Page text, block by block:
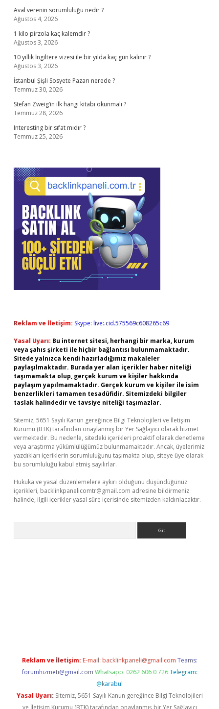
Aval verenin sorumluluğu nedir ?
Ağustos 4, 2026
1 kilo pirzola kaç kalemdir ?
Ağustos 3, 2026
10 yıllık İngiltere vizesi ile bir yılda kaç gün kalınır ?
Ağustos 3, 2026
İstanbul Şişli Sosyete Pazarı nerede ?
Temmuz 30, 2026
Stefan Zweig’in ilk hangi kitabı okunmalı ?
Temmuz 28, 2026
Interesting bir sıfat mıdır ?
Temmuz 25, 2026
Reklam ve İletişim: Skype: live:.cid.575569c608265c69
Yasal Uyarı: Bu internet sitesi, herhangi bir marka, kurum
veya şahıs şirketi ile hiçbir bağlantısı bulunmamaktadır.
Sitede yalnızca kendi hazırladığımız makaleler
paylaşılmaktadır. Burada yer alan içerikler haber niteliği
taşımamakta olup, gerçek kurum ve kişiler hakkında
paylaşım yapılmamaktadır. Gerçek kurum ve kişiler ile isim
benzerlikleri tamamen tesadüfidir. Sitemizdeki bilgiler
taslak halindedir ve tavsiye niteliği taşımazlar.
Sitemiz, 5651 Sayılı Kanun gereğince Bilgi Teknolojileri ve İletişim
Kurumu (BTK) tarafından onaylanmış bir Yer Sağlayıcı olarak hizmet
vermektedir. Bu nedenle, sitedeki içerikleri proaktif olarak denetleme
veya araştırma yükümlülüğümüz bulunmamaktadır. Ancak, üyelerimiz
yazdıkları içeriklerin sorumluluğunu taşımakta olup, siteye üye olarak
bu sorumluluğu kabul etmiş sayılırlar.
Hukuka ve yasal düzenlemelere aykırı olduğunu düşündüğünüz
içerikleri, backlinkpanelicomtr@gmail.com adresine bildirmeniz
halinde, ilgili içerikler yasal süre içerisinde sitemizden kaldırılacaktır.
Reklam ve İletişim: E-mail: backlinkpaneli@gmail.com Teams:
forumhizmeti@gmail.com Whatsapp: 0262 606 0 726 Telegram:
@karabul
Yasal Uyarı: Sitemiz, 5651 Sayılı Kanun gereğince Bilgi Teknolojileri
ve İletişim Kurumu (BTK) tarafından onaylanmış bir Yer Sağlayıcı